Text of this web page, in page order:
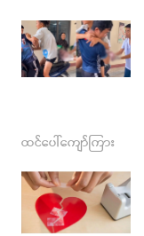
ထင်ပေါ်ကျော်ကြား